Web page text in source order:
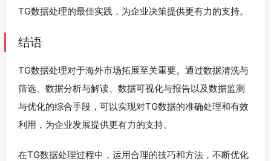
TG数据处理的最佳实践，为企业决策提供更有力的支持。
结语
TG数据处理对于海外市场拓展至关重要。通过数据清洗与
筛选、数据分析与解读、数据可视化与报告以及数据监测
与优化的综合手段，可以实现对TG数据的准确处理和有效
利用，为企业发展提供更有力的支持。
在TG数据处理过程中，运用合理的技巧和方法，不断优化